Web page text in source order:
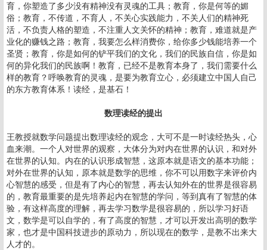
育，你塑造了多少没有精神没有灵魂的工具；教育，你是何等的媚
俗；教育，不传道，不育人，不关心实践能力，不关人们的精神死
活，不负责人格的塑造，不注重人文关怀的精神；教育，难道就是产
业化的赚钱之路；教育，我要怎么样消费你，给你多少钱能培养一个
圣贤；教育，你是如何的铲平我们的文化，我们的民族自信，你是如
何的异化我们的民族啊！教育，已经不是教育本身了，我们需要什么
样的教育？呼唤教育的灵魂，是要为教育立心，必须建立中国人自己
的东方教育体系！读经，是基石！
数理读经的提出
王教授就数学问题提出数理读经的观念，大可不是一时读经热头，心
血来潮。一个人对世界的观察，大体分为对内在世界的认识，和对外
在世界的认知。内在的认识形成智慧，这原本就是语文的基本功能；
对外在世界的认知，原本就是数学的思维，你不可以用数字来评价内
心智慧的感受，但是有了内心的智慧，再去认知外在的世界是很容易
的，教育最重要的是先培养起内在智慧的学问，等到真有了智慧的体
验，有这样高度的理解，再去学习数学是很容易的，所以学习好语
文，数学是可以自学的，有了高度的智慧，才可以开发出高明的数学
家，也才是中国科技进步的原动力，所以现在的数学，是教不出来大
人才的。